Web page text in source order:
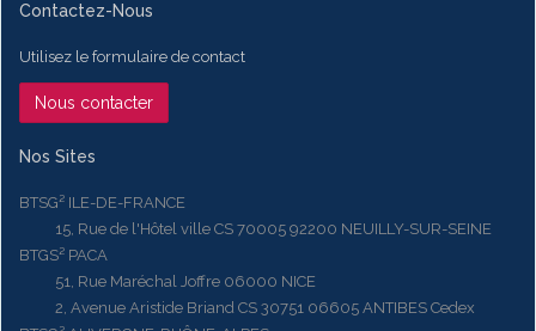
Contactez-Nous
Utilisez le formulaire de contact
Nous contacter
Nos Sites
BTSG² ILE-DE-FRANCE
15, Rue de l'Hôtel ville CS 70005 92200 NEUILLY-SUR-SEINE
BTGS² PACA
51, Rue Maréchal Joffre 06000 NICE
2, Avenue Aristide Briand CS 30751 06605 ANTIBES Cedex